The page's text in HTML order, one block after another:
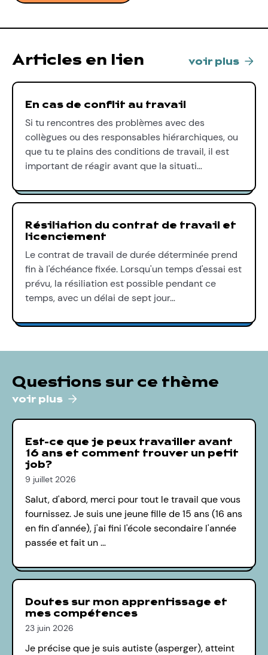
Articles en lien voir plus
En cas de conflit au travail
Si tu rencontres des problèmes avec des
collègues ou des responsables hiérarchiques, ou
que tu te plains des conditions de travail, il est
important de réagir avant que la situati…
Résiliation du contrat de travail et
licenciement
Le contrat de travail de durée déterminée prend
fin à l'échéance fixée. Lorsqu'un temps d'essai est
prévu, la résiliation est possible pendant ce
temps, avec un délai de sept jour…
Questions sur ce thème
voir plus
Est-ce que je peux travailler avant
16 ans et comment trouver un petit
job?
9 juillet 2026
Salut, d'abord, merci pour tout le travail que vous
fournissez. Je suis une jeune fille de 15 ans (16 ans
en fin d'année), j'ai fini l'école secondaire l'année
passée et fait un …
Doutes sur mon apprentissage et
mes compétences
23 juin 2026
Je précise que je suis autiste (asperger), atteint